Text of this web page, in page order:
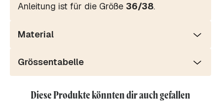
Anleitung ist für die Größe 36/38.
Material
Grössentabelle
Diese Produkte könnten dir auch gefallen